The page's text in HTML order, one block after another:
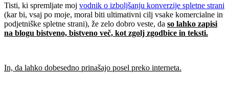
Tisti, ki spremljate moj vodnik o izboljšanju konverzije spletne strani
(kar bi, vsaj po moje, moral biti ultimativni cilj vsake komercialne in
podjetniške spletne strani), že zelo dobro veste, da so lahko zapisi
na blogu bistveno, bistveno več, kot zgolj zgodbice in teksti.
In, da lahko dobesedno prinašajo posel preko interneta.